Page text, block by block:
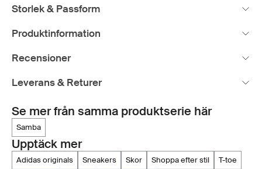
Storlek & Passform
Produktinformation
Recensioner
Leverans & Returer
Se mer från samma produktserie här
samba
Upptäck mer
adidas originals sneakers skor shoppa efter stil
t-toe